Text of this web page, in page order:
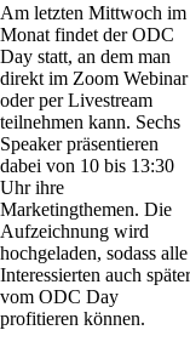
Am letzten Mittwoch im
Monat findet der ODC
Day statt, an dem man
direkt im Zoom Webinar
oder per Livestream
teilnehmen kann. Sechs
Speaker präsentieren
dabei von 10 bis 13:30
Uhr ihre
Marketingthemen. Die
Aufzeichnung wird
hochgeladen, sodass alle
Interessierten auch später
vom ODC Day
profitieren können.